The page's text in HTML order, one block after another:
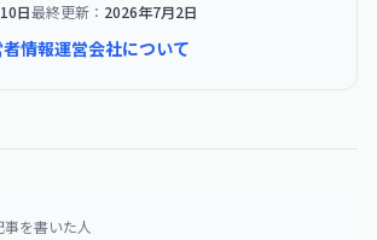
日最終更新： 2026年7月2日
情報運営会社について
事を書いた人